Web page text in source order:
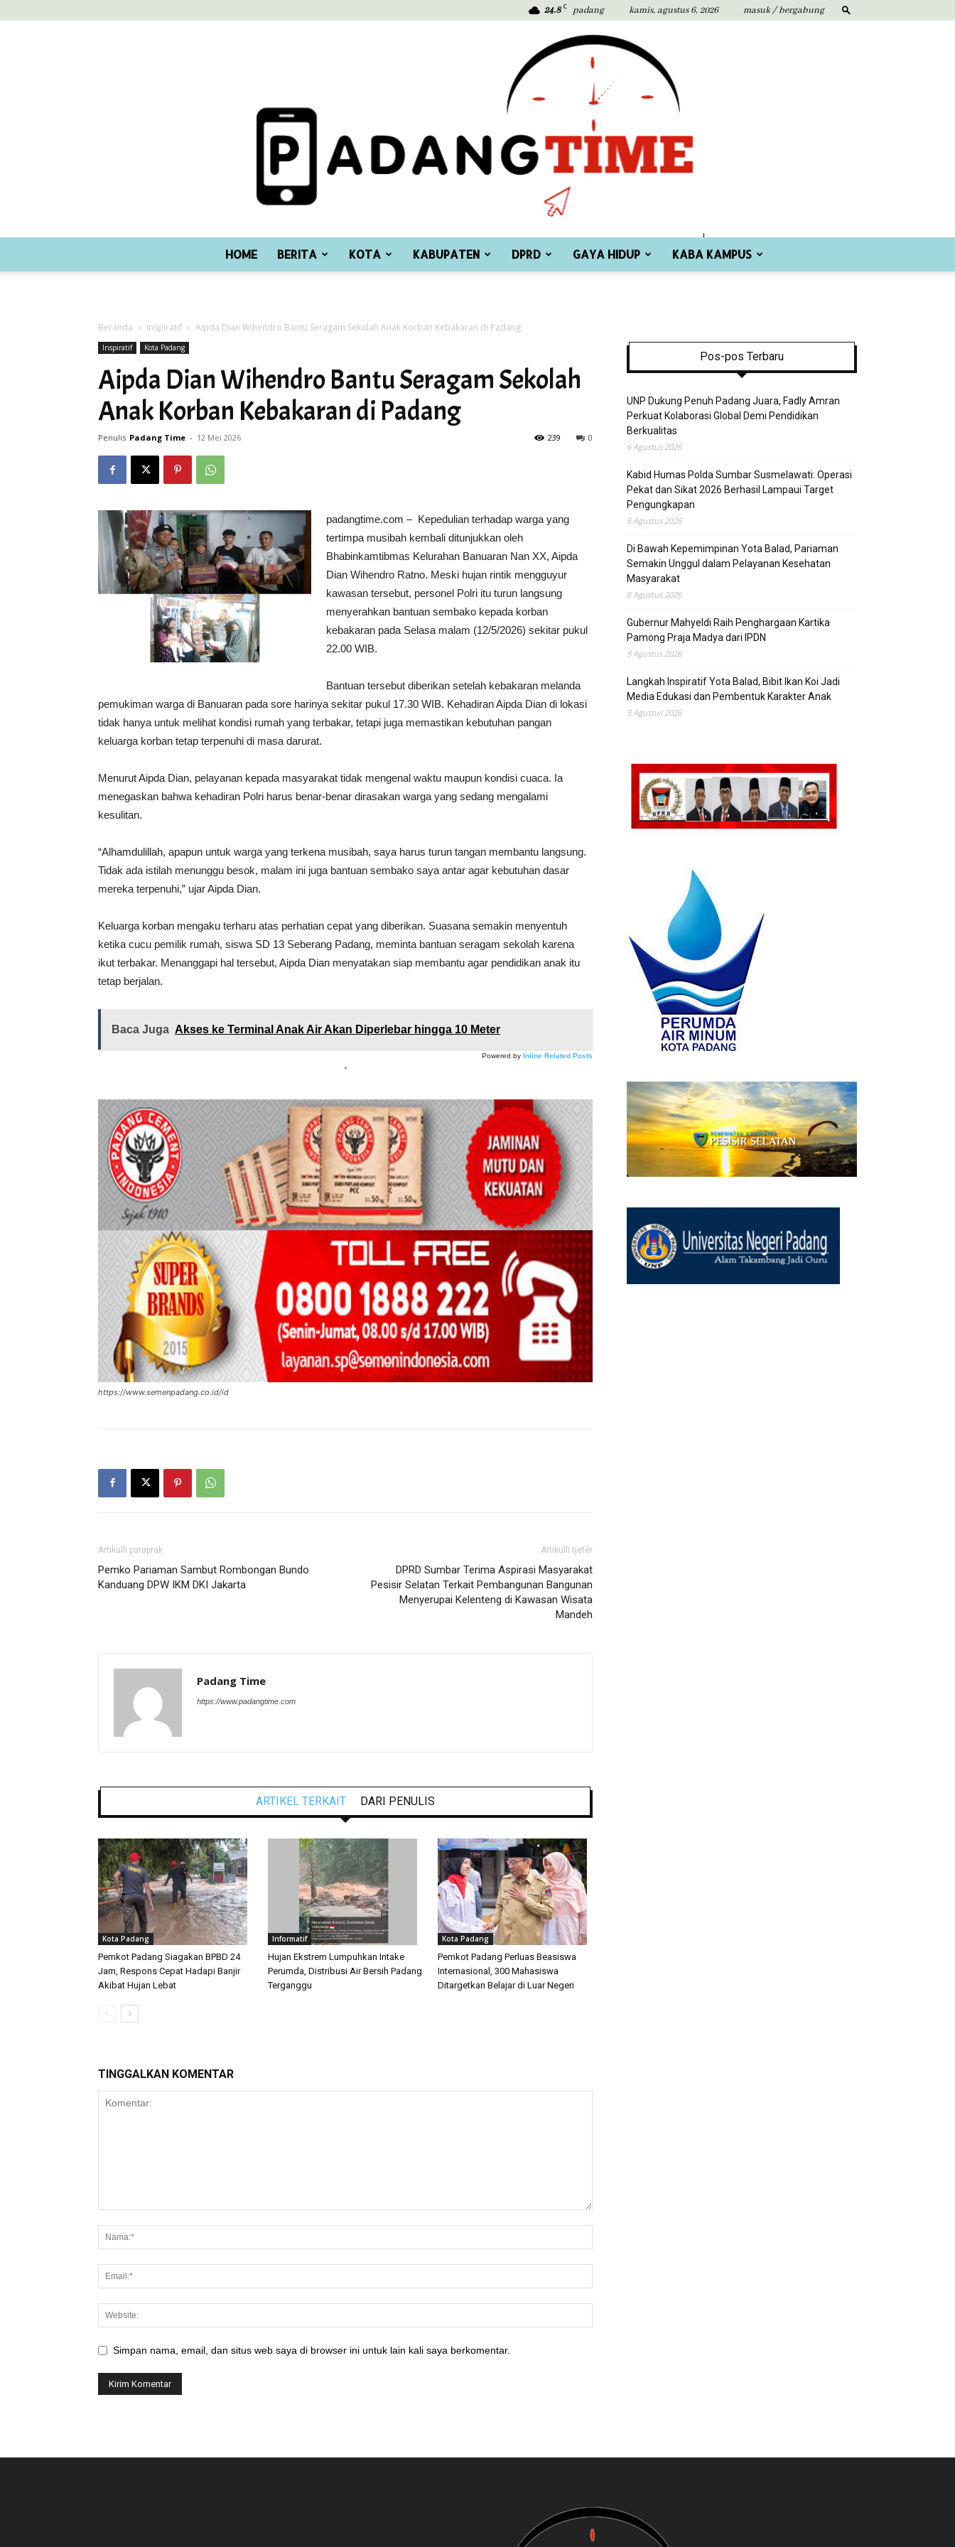
24.8 C padang kamis, agustus 6, 2026 masuk / bergabung
Time
HOME BERITA KOTA KABUPATEN DPRD GAYA HIDUP KABA KAMPUS
Beranda Inspiratif Aipda Dian Wihendro Bantu Seragam Sekolah Anak Korban Kebakaran di Padang
Inspiratif Kota Padang
Aipda Dian Wihendro Bantu Seragam Sekolah
Anak Korban Kebakaran di Padang
Penulis Padang Time - 12 Mei 2026 0
239
padangtime.com – Kepedulian terhadap warga yang
tertimpa musibah kembali ditunjukkan oleh
Bhabinkamtibmas Kelurahan Banuaran Nan XX, Aipda
Dian Wihendro Ratno. Meski hujan rintik mengguyur
kawasan tersebut, personel Polri itu turun langsung
menyerahkan bantuan sembako kepada korban
kebakaran pada Selasa malam (12/5/2026) sekitar pukul
22.00 WIB.
Bantuan tersebut diberikan setelah kebakaran melanda
pemukiman warga di Banuaran pada sore harinya sekitar pukul 17.30 WIB. Kehadiran Aipda Dian di lokasi
tidak hanya untuk melihat kondisi rumah yang terbakar, tetapi juga memastikan kebutuhan pangan
keluarga korban tetap terpenuhi di masa darurat.
Menurut Aipda Dian, pelayanan kepada masyarakat tidak mengenal waktu maupun kondisi cuaca. Ia
menegaskan bahwa kehadiran Polri harus benar-benar dirasakan warga yang sedang mengalami
kesulitan.
“Alhamdulillah, apapun untuk warga yang terkena musibah, saya harus turun tangan membantu langsung.
Tidak ada istilah menunggu besok, malam ini juga bantuan sembako saya antar agar kebutuhan dasar
mereka terpenuhi,” ujar Aipda Dian.
Keluarga korban mengaku terharu atas perhatian cepat yang diberikan. Suasana semakin menyentuh
ketika cucu pemilik rumah, siswa SD 13 Seberang Padang, meminta bantuan seragam sekolah karena
ikut terbakar. Menanggapi hal tersebut, Aipda Dian menyatakan siap membantu agar pendidikan anak itu
tetap berjalan.
Baca Juga Akses ke Terminal Anak Air Akan Diperlebar hingga 10 Meter
Powered by Inline Related Posts
*
https://www.semenpadang.co.id/id
Artikulli paraprak
Pemko Pariaman Sambut Rombongan Bundo
Kanduang DPW IKM DKI Jakarta
Artikulli tjetër
DPRD Sumbar Terima Aspirasi Masyarakat
Pesisir Selatan Terkait Pembangunan Bangunan
Menyerupai Kelenteng di Kawasan Wisata
Mandeh
Padang Time
https://www.padangtime.com
ARTIKEL TERKAIT DARI PENULIS
Kota Padang
Pemkot Padang Siagakan BPBD 24
Jam, Respons Cepat Hadapi Banjir
Akibat Hujan Lebat
Informatif
Hujan Ekstrem Lumpuhkan Intake
Perumda, Distribusi Air Bersih Padang
Terganggu
Kota Padang
Pemkot Padang Perluas Beasiswa
Internasional, 300 Mahasiswa
Ditargetkan Belajar di Luar Negeri
TINGGALKAN KOMENTAR
Simpan nama, email, dan situs web saya di browser ini untuk lain kali saya berkomentar.
Pos-pos Terbaru
UNP Dukung Penuh Padang Juara, Fadly Amran
Perkuat Kolaborasi Global Demi Pendidikan
Berkualitas
6 Agustus 2026
Kabid Humas Polda Sumbar Susmelawati: Operasi
Pekat dan Sikat 2026 Berhasil Lampaui Target
Pengungkapan
6 Agustus 2026
Di Bawah Kepemimpinan Yota Balad, Pariaman
Semakin Unggul dalam Pelayanan Kesehatan
Masyarakat
6 Agustus 2026
Gubernur Mahyeldi Raih Penghargaan Kartika
Pamong Praja Madya dari IPDN
5 Agustus 2026
Langkah Inspiratif Yota Balad, Bibit Ikan Koi Jadi
Media Edukasi dan Pembentuk Karakter Anak
5 Agustus 2026